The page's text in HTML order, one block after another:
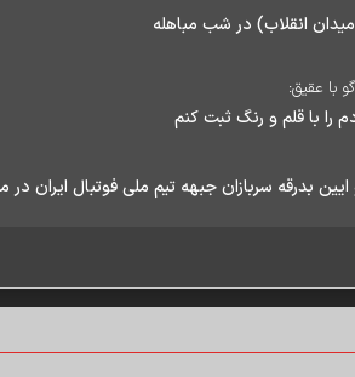
انقلاب) در شب مباهله
با عقیق:
را با قلم و رنگ ثبت کنم
بدرقه سربازان جبهه تیم ملی فوتبال ایران در